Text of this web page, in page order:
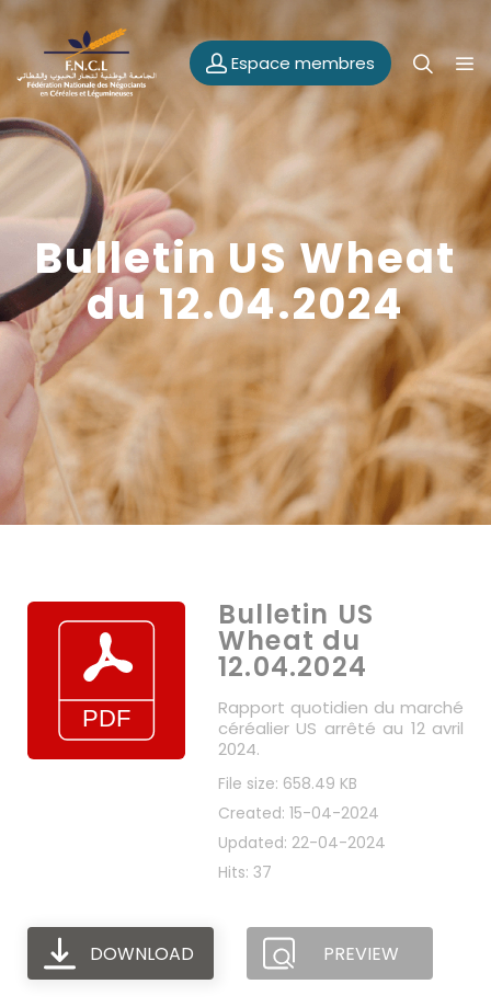
Espace membres
Bulletin US Wheat
du 12.04.2024
Bulletin US
Wheat du
12.04.2024
Rapport quotidien du marché
céréalier US arrêté au 12 avril
2024.
File size: 658.49 KB
Created: 15-04-2024
Updated: 22-04-2024
Hits: 37
DOWNLOAD PREVIEW